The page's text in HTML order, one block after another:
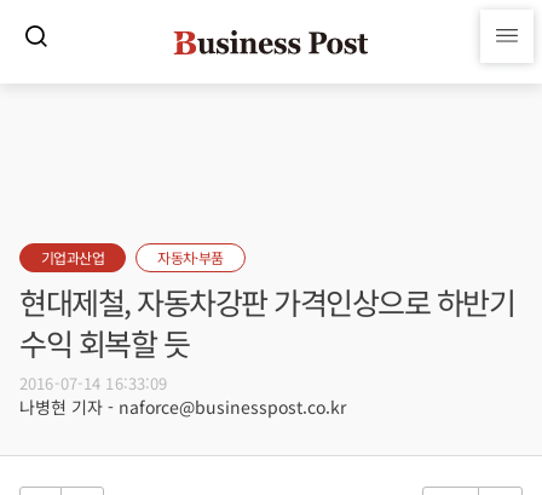
기업과산업 자동차·부품
현대제철, 자동차강판 가격인상으로 하반기
수익 회복할 듯
2016-07-14 16:33:09
나병현 기자 - naforce@businesspost.co.kr